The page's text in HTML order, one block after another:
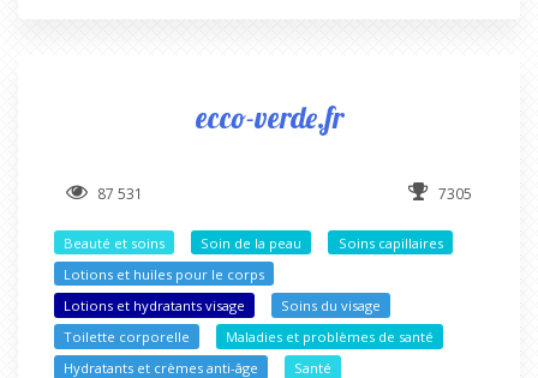
ecco-verde.fr
87 531 7305
Beauté et soins Soin de la peau
Soins capillaires
Lotions et huiles pour le corps
Lotions et hydratants visage
Soins du visage
Toilette corporelle
Maladies et problèmes de santé
Hydratants et crèmes anti-âge
Santé